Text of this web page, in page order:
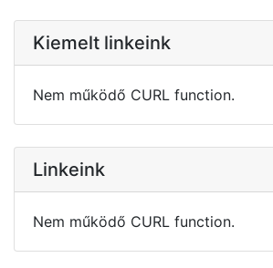
Kiemelt linkeink
Nem működő CURL function.
Linkeink
Nem működő CURL function.